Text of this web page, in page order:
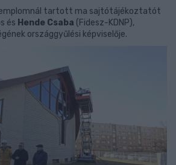
tartott ma sajtótájékoztatót
és Hende Csaba (Fidesz-KDNP),
országgyűlési képviselője.